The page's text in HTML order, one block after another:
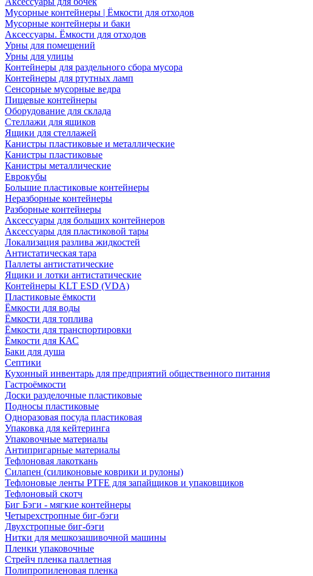
Мусорные контейнеры | Ёмкости для отходов
Мусорные контейнеры и баки
Аксессуары. Ёмкости для отходов
Урны для помещений
Урны для улицы
Контейнеры для раздельного сбора мусора
Контейнеры для ртутных ламп
Сенсорные мусорные ведра
Пищевые контейнеры
Оборудование для склада
Стеллажи для ящиков
Ящики для стеллажей
Канистры пластиковые и металлические
Канистры пластиковые
Канистры металлические
Еврокубы
Большие пластиковые контейнеры
Неразборные контейнеры
Разборные контейнеры
Аксессуары для больших контейнеров
Аксессуары для пластиковой тары
Локализация разлива жидкостей
Антистатическая тара
Паллеты антистатические
Ящики и лотки антистатические
Контейнеры KLT ESD (VDA)
Пластиковые ёмкости
Ёмкости для воды
Ёмкости для топлива
Ёмкости для транспортировки
Ёмкости для КАС
Баки для душа
Септики
Кухонный инвентарь для предприятий общественного питания
Гастроёмкости
Доски разделочные пластиковые
Подносы пластиковые
Одноразовая посуда пластиковая
Упаковка для кейтеринга
Упаковочные материалы
Антипригарные материалы
Тефлоновая лакоткань
Силапен (силиконовые коврики и рулоны)
Тефлоновые ленты PTFE для запайщиков и упаковщиков
Тефлоновый скотч
Биг Бэги - мягкие контейнеры
Четырехстропные биг-бэги
Двухстропные биг-бэги
Нитки для мешкозашивочной машины
Пленки упаковочные
Стрейч пленка паллетная
Полипропиленовая пленка